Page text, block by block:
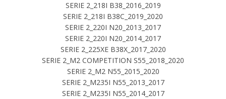
SERIE 2_218I B38_2016_2019
SERIE 2_218I B38C_2019_2020
SERIE 2_220I N20_2013_2017
SERIE 2_220I N20_2014_2017
SERIE 2_225XE B38X_2017_2020
SERIE 2_M2 COMPETITION S55_2018_2020
SERIE 2_M2 N55_2015_2020
SERIE 2_M235I N55_2013_2017
SERIE 2_M235I N55_2014_2017